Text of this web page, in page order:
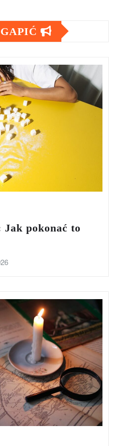
Jak pokonać to